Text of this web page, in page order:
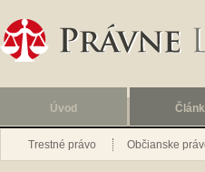
Úvod
Trestné právo Občianske